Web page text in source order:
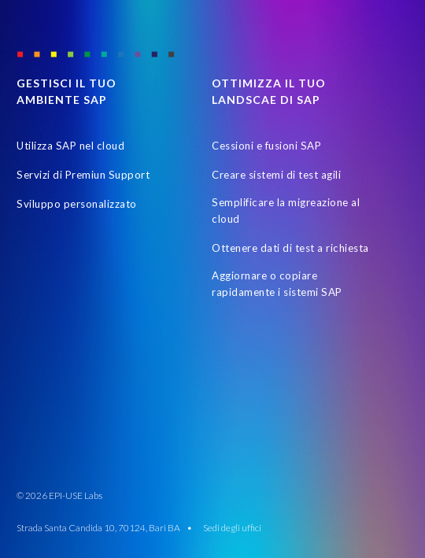
GESTISCI IL TUO
AMBIENTE SAP
Utilizza SAP nel cloud
Servizi di Premiun Support
Sviluppo personalizzato
OTTIMIZZA IL TUO
LANDSCAE DI SAP
Cessioni e fusioni SAP
Creare sistemi di test agili
Semplificare la migreazione al
cloud
Ottenere dati di test a richiesta
Aggiornare o copiare
rapidamente i sistemi SAP
© 2026 EPI-USE Labs
Strada Santa Candida 10, 70124, Bari BA •
Sedi degli uffici